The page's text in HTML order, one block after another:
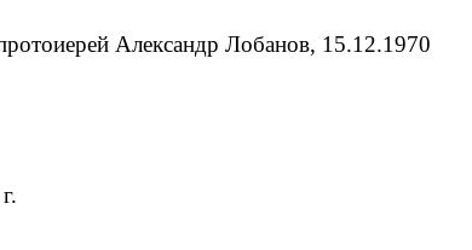
Александр Лобанов, 15.12.1970